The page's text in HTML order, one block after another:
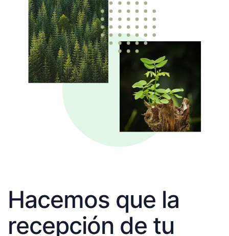
Hacemos que la
recepción de tu